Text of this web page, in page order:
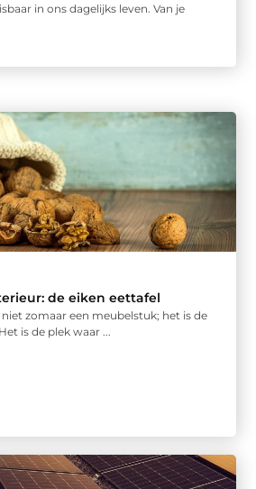
in ons dagelijks leven. Van je
de eiken eettafel
niet zomaar een meubelstuk; het is de
is de plek waar ...